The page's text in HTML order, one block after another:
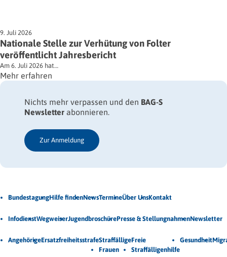
9. Juli 2026
Nationale Stelle zur Verhütung von Folter
veröffentlicht Jahresbericht
Am 6. Juli 2026 hat…
Mehr erfahren
Nichts mehr verpassen und den BAG-S
Newsletter abonnieren.
Zur Anmeldung
BundestagungHilfe findenNewsTermineÜber UnsKontakt
InfodienstWegweiserJugendbroschürePresse & StellungnahmenNewsletter
AngehörigeErsatzfreiheitsstrafeStraffällige
Frauen
Freie
Straffälligenhilfe
Gesundheit